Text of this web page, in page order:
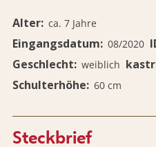
Alter ca. 7 Jahre
Eingangsdatum 08/2020
Geschlecht weiblich
Schulterhöhe 60 cm
Steckbrief